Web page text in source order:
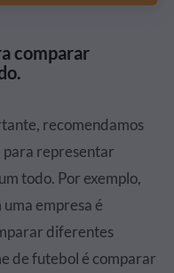
comparar
recomendamos
para representar
todo. Por exemplo,
empresa é
diferentes
de futebol é comparar